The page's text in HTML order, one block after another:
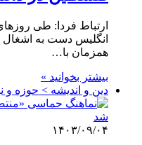
ارتباط فردا: طی
انگلیس دست به اشغال
همزمان با…
بیشتر بخوانید »
دین و اندیشه > حوزه و
۱۴۰۳/۰۹/۰۴